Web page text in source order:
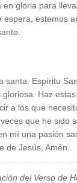
gloria para
espera, estemos
santa. Espíritu
Haz
a los que
que he sido
mí una pasión
de Jesús, Amén.
del Verso de